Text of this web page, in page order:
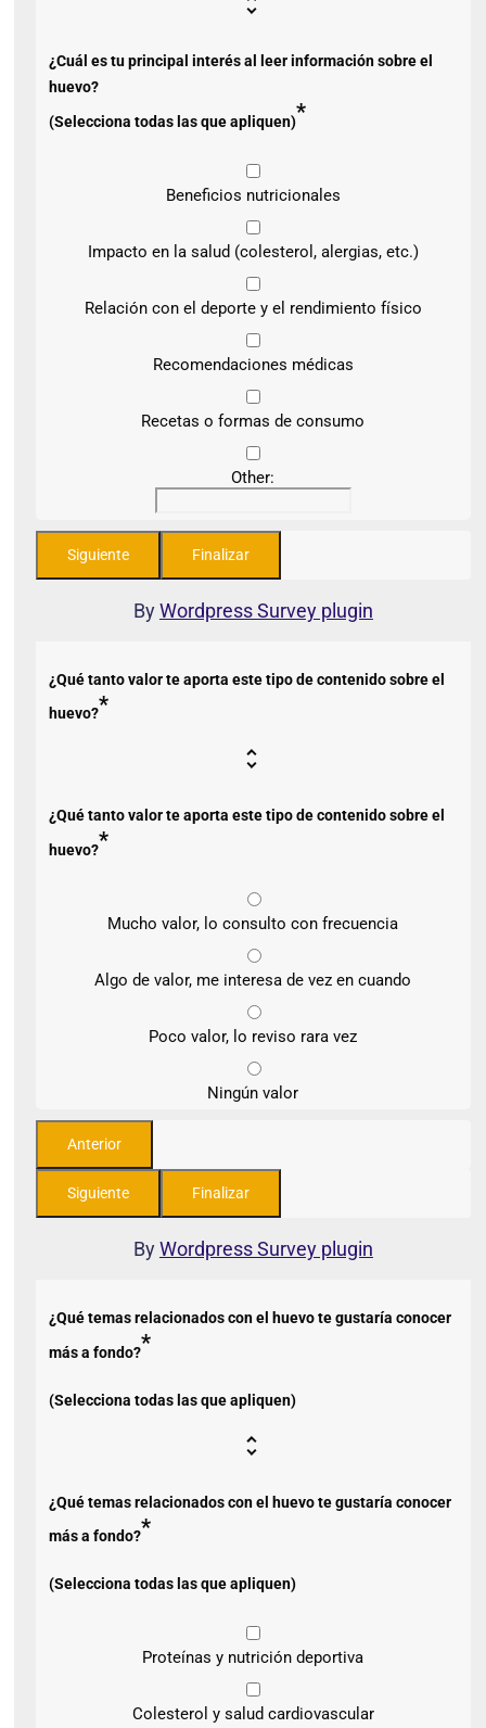
¿Cuál es tu principal interés al leer información sobre el
huevo?
(Selecciona todas las que apliquen)*
Beneficios nutricionales
Impacto en la salud (colesterol, alergias, etc.)
Relación con el deporte y el rendimiento físico
Recomendaciones médicas
Recetas o formas de consumo
Other:
ByWordpress Survey plugin
¿Qué tanto valor te aporta este tipo de contenido sobre el
huevo?*
¿Qué tanto valor te aporta este tipo de contenido sobre el
huevo?*
Mucho valor, lo consulto con frecuencia
Algo de valor, me interesa de vez en cuando
Poco valor, lo reviso rara vez
Ningún valor
ByWordpress Survey plugin
¿Qué temas relacionados con el huevo te gustaría conocer
más a fondo?*
(Selecciona todas las que apliquen)
¿Qué temas relacionados con el huevo te gustaría conocer
más a fondo?*
(Selecciona todas las que apliquen)
Proteínas y nutrición deportiva
Colesterol y salud cardiovascular